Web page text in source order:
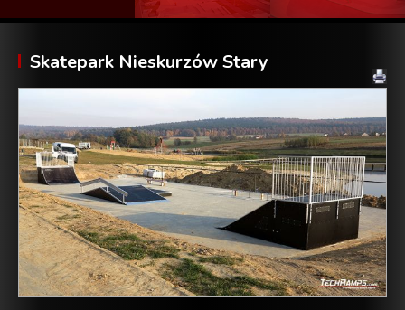
Skatepark Nieskurzów Stary